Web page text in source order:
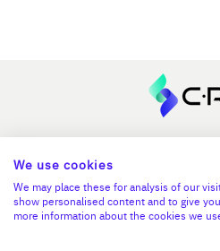
Le C.R.A - qui
Reprise
We use cookies
We may place these for analysis of our
show personalised content and to give
more information about the cookies we